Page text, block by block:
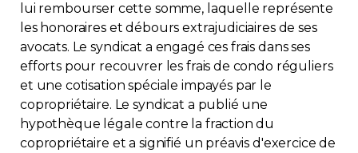
FAQ
Contact
Adhésion
lui rembourser cette somme, laquelle représente
les honoraires et débours extrajudiciaires de ses
avocats. Le syndicat a engagé ces frais dans ses
efforts pour recouvrer les frais de condo réguliers
et une cotisation spéciale impayés par le
copropriétaire. Le syndicat a publié une
hypothèque légale contre la fraction du
copropriétaire et a signifié un préavis d'exercice de